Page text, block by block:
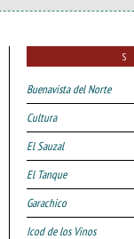
Buenavista del Norte
Cultura
El Sauzal
El Tanque
Garachico
Icod de los Vinos